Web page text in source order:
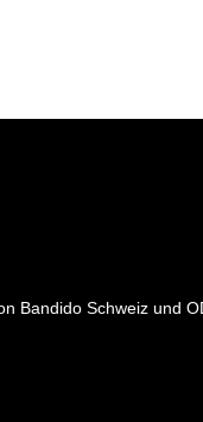
Bandido Schweiz und